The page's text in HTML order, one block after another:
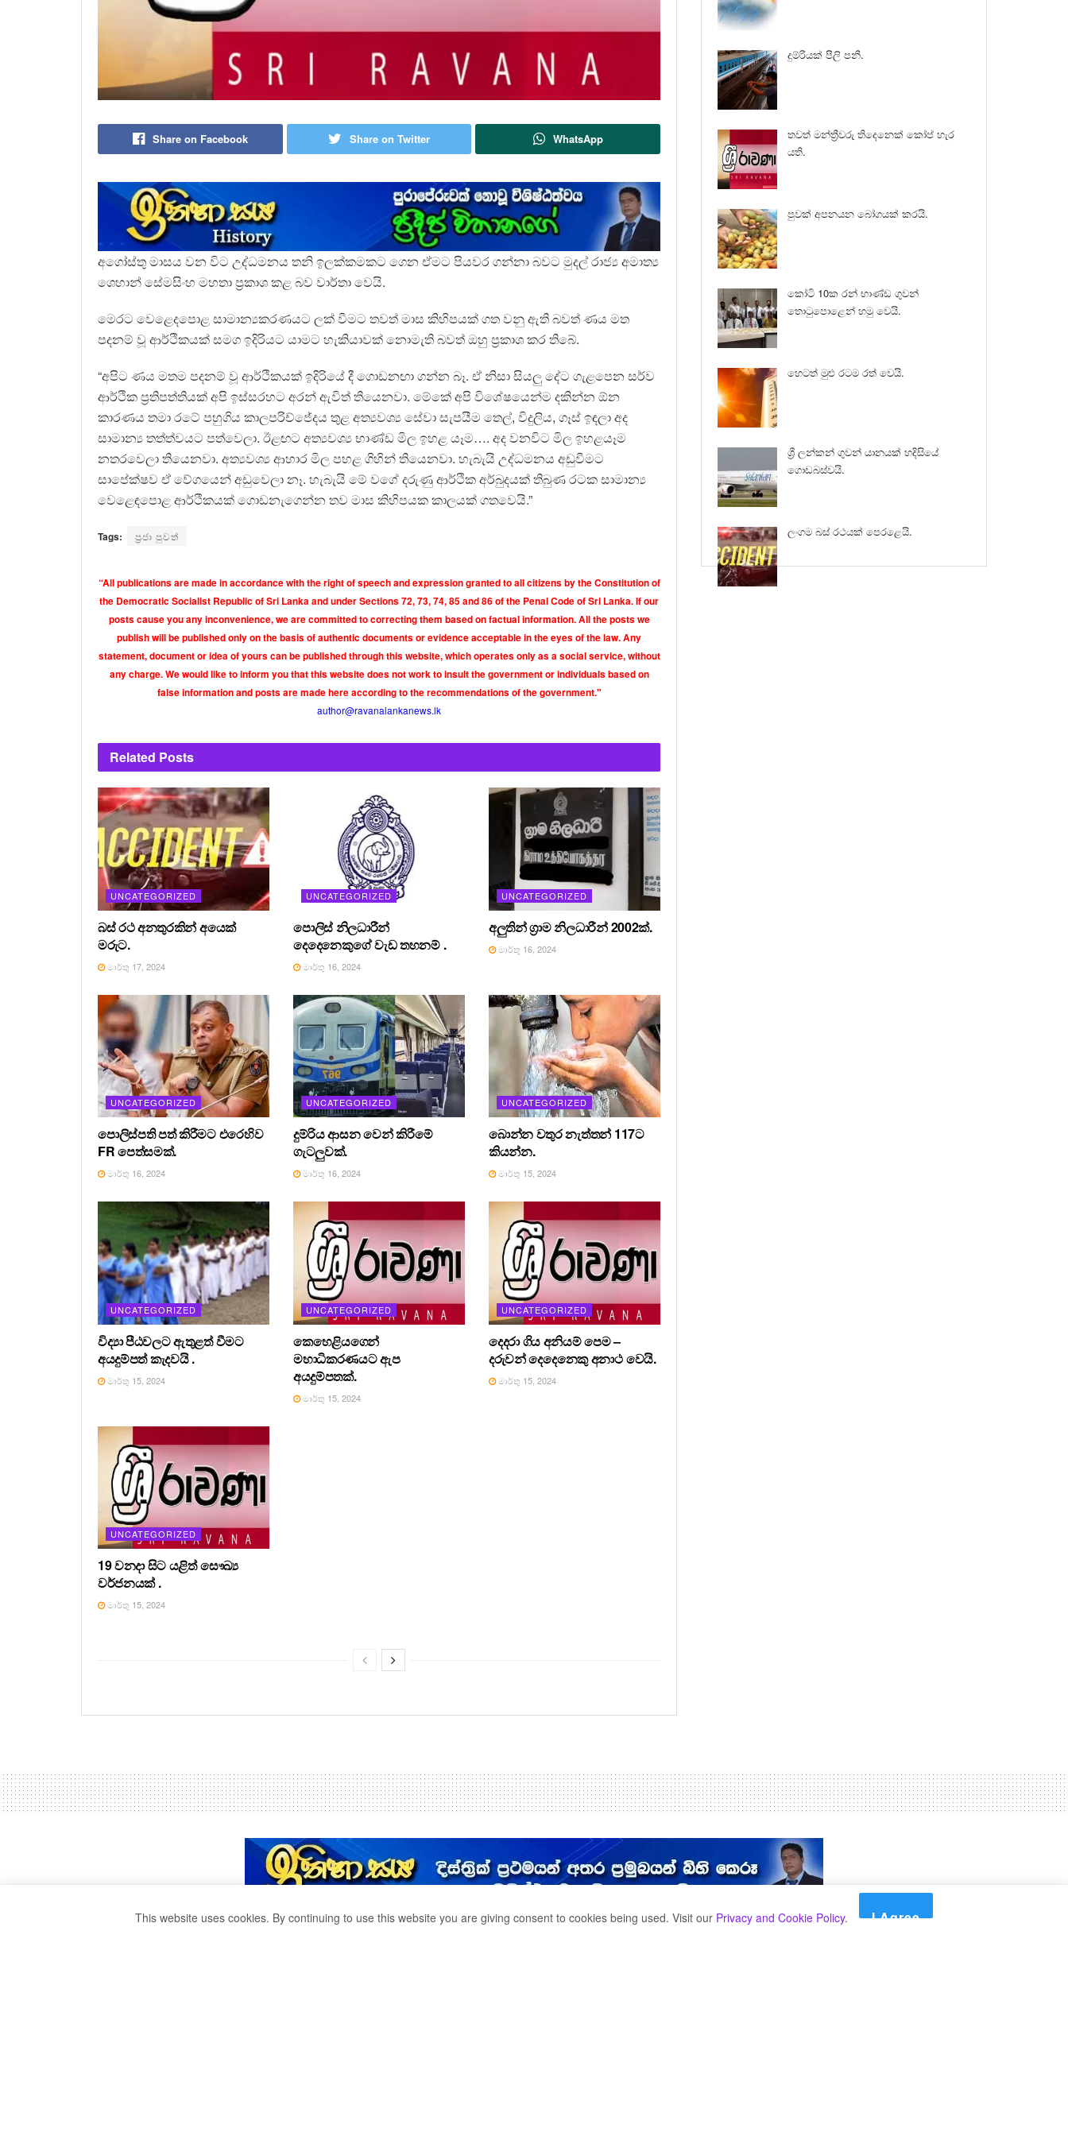
Share on Facebook Share on Twitter WhatsApp
අගෝස්තු මාසය වන විට උද්ධමනය තනි ඉලක්කමකට ගෙන ඒමට පියවර ගන්නා බවට මුදල් රාජ්‍ය අමාත්‍ය
ශෙහාන් සේමසිංහ මහතා ප්‍රකාශ කළ බව වාර්තා වෙයි.
මෙරට වෙළෙදපොළ සාමාන්‍යකරණයට ලක් වීමට තවත් මාස කිහිපයක් ගත වනු ඇති බවත් ණය මත
පදනම් වූ ආර්ථිකයක් සමග ඉදිරියට යාමට හැකියාවක් නොමැති බවත් ඔහු ප්‍රකාශ කර තිබේ.
“අපිට ණය මතම පදනම් වූ ආර්ථිකයක් ඉදිරියේ දී ගොඩනඟා ගන්න බෑ. ඒ නිසා සියලු දේට ගැළපෙන සර්ව
ආර්ථික ප්‍රතිපත්තියක් අපි ඉස්සරහට අරන් ඇවිත් තියෙනවා. මේකේ අපි විශේෂයෙන්ම දකින්න ඕන
කාරණය තමා රටේ පහුගිය කාලපරිච්ජේදය තුළ අත්‍යවශ්‍ය සේවා සැපයීම තෙල්, විදුලිය, ගෑස් ඉඳලා අද
සාමාන්‍ය තත්ත්වයට පත්වෙලා. ඊළඟට අත්‍යවශ්‍ය භාණ්ඩ මිල ඉහළ යෑම…. අද වනවිට මිල ඉහළයෑම
නතරවෙලා තියෙනවා. අත්‍යවශ්‍ය ආහාර මිල පහළ ගිහින් තියෙනවා. හැබැයි උද්ධමනය අඩුවීමට
සාපේක්ෂව ඒ වේගයෙන් අඩුවෙලා නෑ. හැබැයි මේ වගේ දරුණු ආර්ථික අර්බුදයක් තිබුණ රටක සාමාන්‍ය
වෙළෙඳපොළ ආර්ථිකයක් ගොඩනැගෙන්න තව මාස කිහිපයක කාලයක් ගතවෙයි.”
Tags: ප්‍රජා පුවත්
“All publications are made in accordance with the right of speech and expression granted to all citizens by the Constitution of
the Democratic Socialist Republic of Sri Lanka and under Sections 72, 73, 74, 85 and 86 of the Penal Code of Sri Lanka. If our
posts cause you any inconvenience, we are committed to correcting them based on factual information. All the posts we
publish will be published only on the basis of authentic documents or evidence acceptable in the eyes of the law. Any
statement, document or idea of yours can be published through this website, which operates only as a social service, without
any charge. We would like to inform you that this website does not work to insult the government or individuals based on
false information and posts are made here according to the recommendations of the government."
author@ravanalankanews.lk
Related Posts
UNCATEGORIZED
බස් රථ අනතුරකින් අයෙක්
මරුට.
මාර්තු 17, 2024
UNCATEGORIZED
පොලිස් නිලධාරීන්
දෙදෙනෙකුගේ වැඩ තහනම් .
මාර්තු 16, 2024
UNCATEGORIZED
අලුතින් ග්‍රාම නිලධාරීන් 2002ක්.
මාර්තු 16, 2024
UNCATEGORIZED
පොලිස්පති පත් කිරීමට එරෙහිව
FR පෙත්සමක්.
මාර්තු 16, 2024
UNCATEGORIZED
දුම්රිය ආසන වෙන් කිරීමේ
ගැටලුවක්.
මාර්තු 16, 2024
UNCATEGORIZED
බොන්න වතුර නැත්තන් 117ට
කියන්න.
මාර්තු 15, 2024
UNCATEGORIZED
විද්‍යා පීඨවලට ඇතුළත් වීමට
අයදුම්පත් කැදවයි .
මාර්තු 15, 2024
UNCATEGORIZED
කෙහෙළියගෙන්
මහාධිකරණයට ඇප
අයදුම්පතක්.
මාර්තු 15, 2024
UNCATEGORIZED
දෙදරා ගිය අනියම් පෙම –
දරුවන් දෙදෙනෙකු අනාථ වෙයි.
මාර්තු 15, 2024
UNCATEGORIZED
19 වනදා සිට යළිත් සෞඛ්‍ය
වර්ජනයක් .
මාර්තු 15, 2024
දුම්රියක් පීලි පනී.
තවත් මන්ත්‍රීවරු තිදෙනෙක් කෝප් හැර
යති.
පුවක් අපනයන බෝගයක් කරයි.
කෝටි 10ක රන් භාණ්ඩ ගුවන්
තොටුපොළෙන් හමු වෙයි.
හෙටත් මුළු රටම රත් වෙයි.
ශ්‍රී ලන්කන් ගුවන් යානයක් හදිසියේ
ගොඩබස්වයි.
ලංගම බස් රථයක් පෙරළෙයි.
This website uses cookies. By continuing to use this website you are giving consent to cookies being used. Visit our Privacy and Cookie Policy. I Agree